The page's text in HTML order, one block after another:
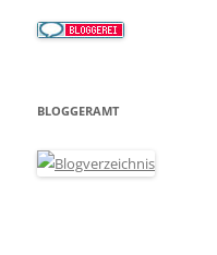
BLOGGERAMT